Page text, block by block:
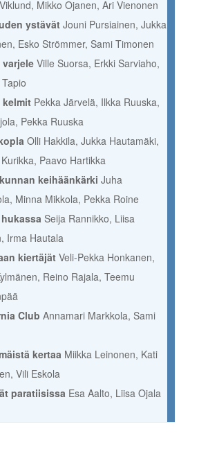
Mikko Ojanen, Ari Vienonen
ystävät Jouni Pursiainen, Jukka
Esko Strömmer, Sami Timonen
varjele Ville Suorsa, Erkki Sarviaho,
kelmit Pekka Järvelä, Ilkka Ruuska,
Pekka Ruuska
Olli Hakkila, Jukka Hautamäki,
Paavo Hartikka
keihäänkärki Juha
Minna Mikkola, Pekka Roine
Seija Rannikko, Liisa
Irma Hautala
kiertäjätVeli-Pekka Honkanen,
Reino Rajala, Teemu
Club Annamari Markkola, Sami
kertaa Miikka Leinonen, Kati
Vili Eskola
paratiisissa Esa Aalto, Liisa Ojala